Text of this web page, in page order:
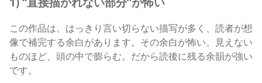
この作品は、はっきり言い切らない描写が多く、読者が想
像で補完する余白があります。その余白が怖い。見えない
ものほど、頭の中で膨らむ。だから読後に残る余韻が強い
です。